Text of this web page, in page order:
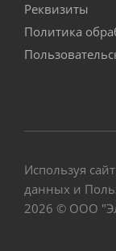
Реквизиты
Политика
Используя
данных и
2026 © ООО